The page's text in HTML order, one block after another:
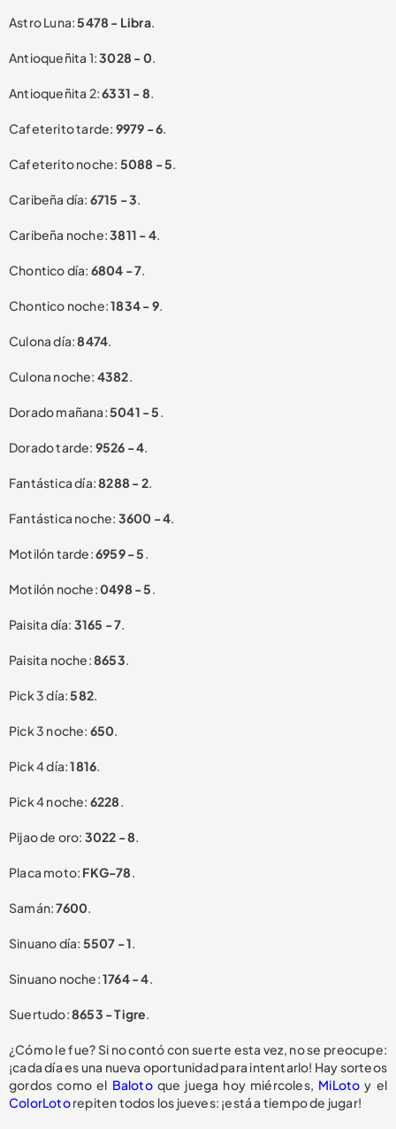
Astro Luna:5478 - Libra.
Antioqueñita 1:3028 - 0.
Antioqueñita 2:6331 - 8.
Cafeterito tarde: 9979 - 6.
Cafeterito noche: 5088 - 5.
Caribeña día: 6715 - 3.
Caribeña noche:3811 - 4.
Chontico día: 6804 - 7.
Chontico noche:1834 - 9.
Culona día:8474.
Culona noche: 4382.
Dorado mañana:5041 - 5.
Dorado tarde: 9526 - 4.
Fantástica día:8288 - 2.
Fantástica noche: 3600 - 4.
Motilón tarde:6959 - 5.
Motilón noche:0498 - 5.
Paisita día: 3165 - 7.
Paisita noche:8653.
Pick 3 día:582.
Pick 3 noche: 650.
Pick 4 día:1816.
Pick 4 noche: 6228.
Pijao de oro: 3022 - 8.
Placa moto: FKG-78.
Samán:7600.
Sinuano día: 5507 - 1.
Sinuano noche:1764 - 4.
Suertudo:8653 - Tigre.
¿Cómo le fue? Si no contó con suerte esta vez, no se preocupe:
¡cada día es una nueva oportunidad para intentarlo! Hay sorteos
gordos como el Balotoque juega hoy miércoles, MiLoto y el
ColorLotorepiten todos los jueves: ¡está a tiempo de jugar!